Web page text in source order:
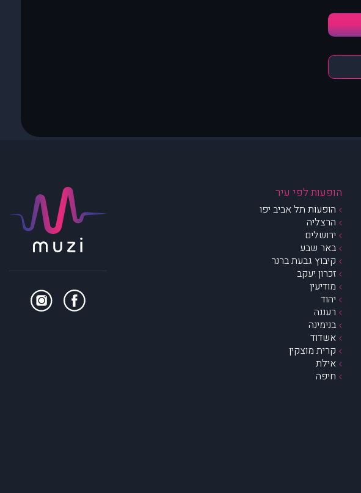
הופעות לפי עיר
הופעות תל אביב יפו
הרצליה
ירושלים
באר שבע
קיבוץ גבעת ברנר
זכרון יעקב
מודיעין
יהוד
רעננה
בנימינה
אשדוד
קרית מוצקין
אילת
חיפה